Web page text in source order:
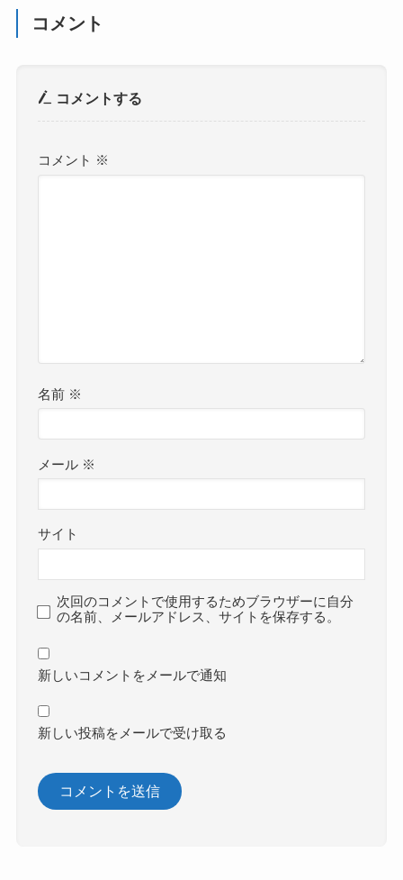
コメント
コメントする
コメント ※
名前 ※
メール ※
サイト
次回のコメントで使用するためブラウザーに自分
の名前、メールアドレス、サイトを保存する。
新しいコメントをメールで通知
新しい投稿をメールで受け取る